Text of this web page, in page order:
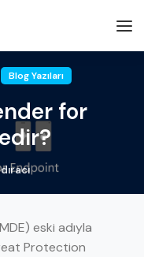
Blog Yazıları
for
eski adıyla
Protection